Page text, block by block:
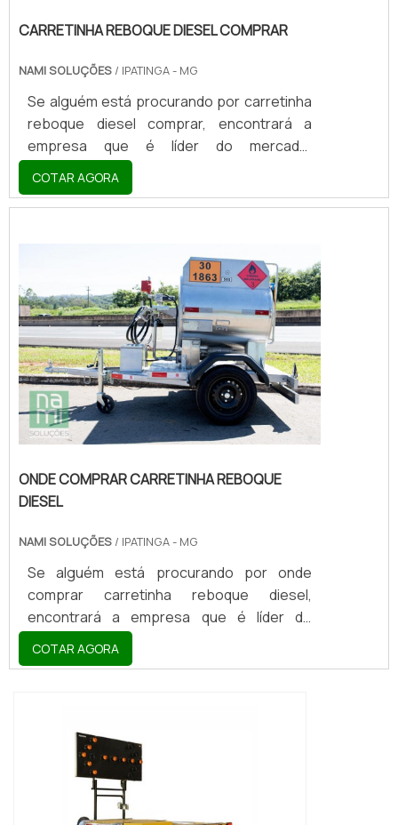
CARRETINHA REBOQUE DIESEL COMPRAR
NAMI SOLUÇÕES / IPATINGA - MG
Se alguém está procurando por carretinha
reboque diesel comprar, encontrará a
empresa que é líder do mercado.
Elaborando uma cotação na vitrine que se
chama Soluções Industriais e descobrindo
a melhor referência em qualidade do
o interesse é por carretinha reboque diesel
comprar, com a Nami Solucoes encontrará
excelente custo-benefício com
pagamento acessível.OUTRAS
INFORMAÇÕES SOBRE CARRETINHA...
COTAR AGORA
ONDE COMPRAR CARRETINHA REBOQUE
DIESEL
NAMI SOLUÇÕES / IPATINGA - MG
Se alguém está procurando por onde
comprar carretinha reboque diesel,
encontrará a empresa que é líder do
mercado. Elaborando uma cotação na
vitrine que se chama Soluções Industriais e
SOBRE ONDE COMPRAR CARRETINHA
REBOQUE DIESELQuem pesquisa na
internet por onde comprar carretinha
reboque diesel comprometedora com os
serviços , vai até o site da Nami Solucoes .
COTAR AGORA